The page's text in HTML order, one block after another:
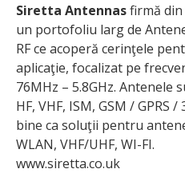
Siretta Antennasfirmă
un portofoliu larg de
RF ce acoperă cerinţele
aplicaţie, focalizat pe
76MHz – 5.8GHz.
HF, VHF, ISM, GSM / GPRS
bine ca soluţii pentru
WLAN, VHF/UHF, WI-FI.
www.siretta.co.uk